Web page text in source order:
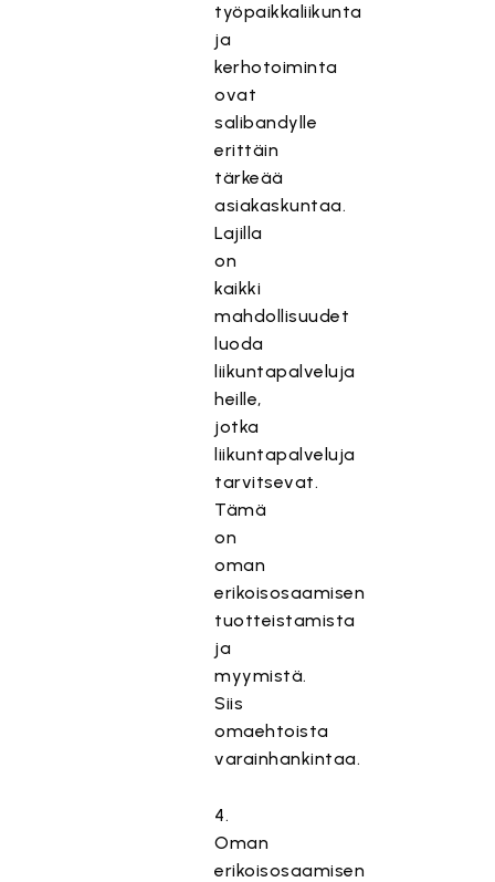
työpaikkaliikunta
ja
kerhotoiminta
ovat
salibandylle
erittäin
tärkeää
asiakaskuntaa.
Lajilla
on
kaikki
mahdollisuudet
luoda
liikuntapalveluja
heille,
jotka
liikuntapalveluja
tarvitsevat.
Tämä
on
oman
erikoisosaamisen
tuotteistamista
ja
myymistä.
Siis
omaehtoista
varainhankintaa.
4.
Oman
erikoisosaamisen